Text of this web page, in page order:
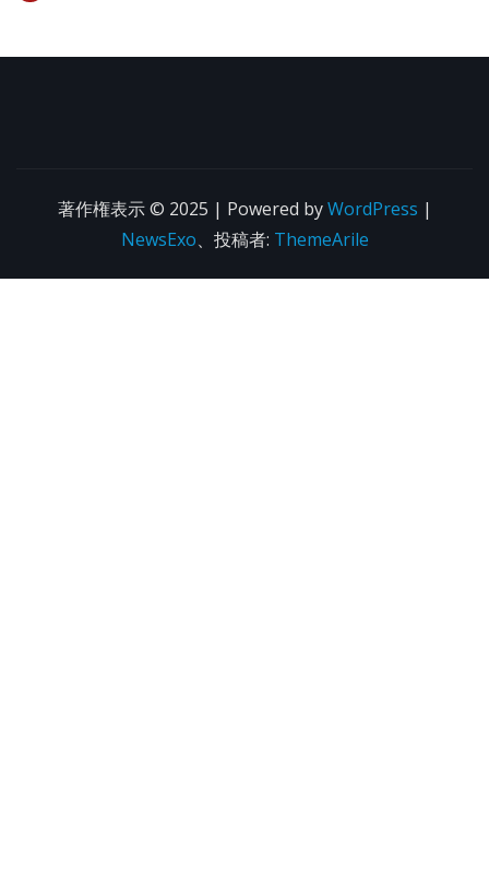
著作権表示 © 2025 | Powered byWordPress |
NewsExo、投稿者: ThemeArile